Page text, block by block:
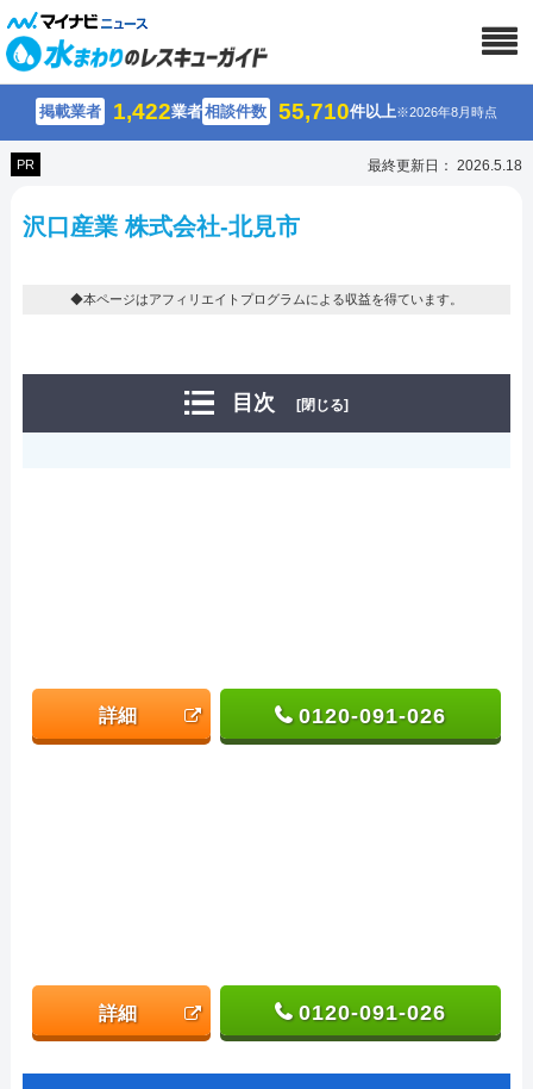
掲載業者 1,422業者相談件数 55,710件以上※2026年8月時点
PR 最終更新日： 2026.5.18
沢口産業 株式会社-北見市
◆本ページはアフィリエイトプログラムによる収益を得ています。
目次 [閉じる]
詳細 0120-091-026
詳細 0120-091-026